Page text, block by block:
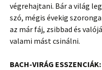
végrehajtani. Bár a világ
szó, mégis évekig
az már fáj, zsibbad és
valami mást csinálni.
BACH-VIRÁG ESSZENCIÁK: